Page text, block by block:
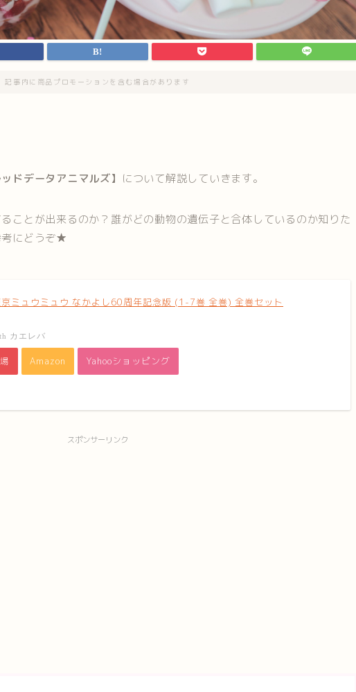
記事内に商品プロモーションを含む場合があります
ッドデータアニマルズ】 について解説していきます。
ことが出来るのか？誰がどの動物の遺伝子と合体しているのか知りた
考にどうぞ★
ミュウミュウ なかよし60周年記念版 (1-7巻 全巻) 全巻セット
カエレバ
Amazon Yahooショッピング
スポンサーリンク